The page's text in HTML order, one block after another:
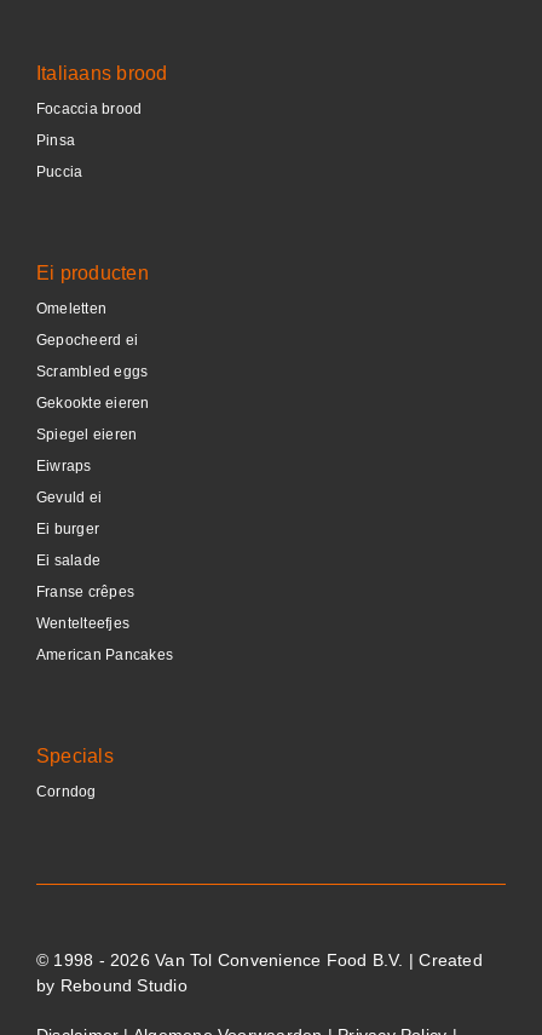
Italiaans brood
Focaccia brood
Pinsa
Puccia
Ei producten
Omeletten
Gepocheerd ei
Scrambled eggs
Gekookte eieren
Spiegel eieren
Eiwraps
Gevuld ei
Ei burger
Ei salade
Franse crêpes
Wentelteefjes
American Pancakes
Specials
Corndog
© 1998 - 2026 Van Tol Convenience Food B.V. | Created
by Rebound Studio